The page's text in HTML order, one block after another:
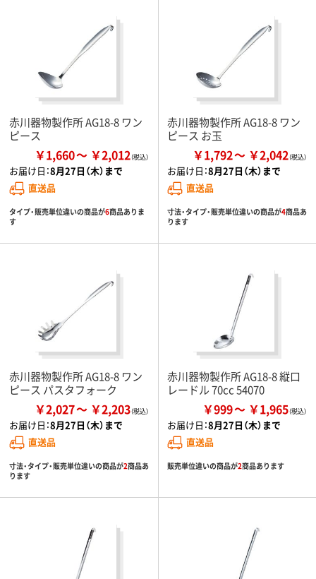
赤川器物製作所 AG18-8 ワン
ピース
￥1,660 ￥2,012
お届け日：8月27日（木）まで
直送品
タイプ・販売単位違いの商品が6商品ありま
す
赤川器物製作所 AG18-8 ワン
ピース お玉
￥1,792 ￥2,042
お届け日：8月27日（木）まで
直送品
寸法・タイプ・販売単位違いの商品が4商品あ
ります
赤川器物製作所 AG18-8 ワン
ピース パスタフォーク
￥2,027 ￥2,203
お届け日：8月27日（木）まで
直送品
寸法・タイプ・販売単位違いの商品が2商品あ
ります
赤川器物製作所 AG18-8 縦口
レードル 70cc 54070
￥999 ￥1,965
お届け日：8月27日（木）まで
直送品
販売単位違いの商品が2商品あります